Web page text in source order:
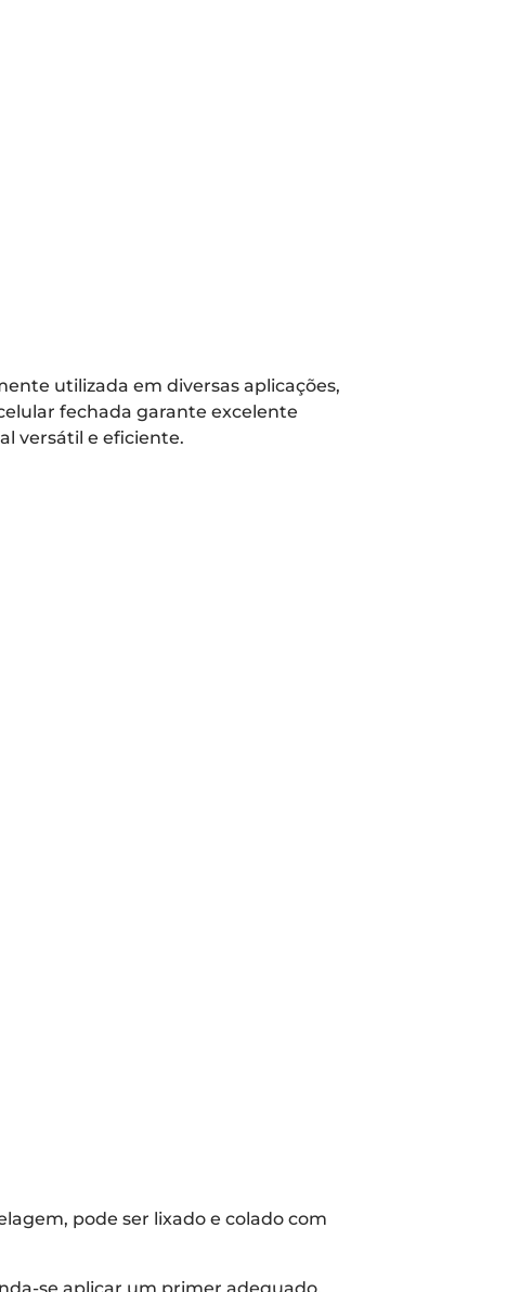
utilizada em diversas aplicações,
fechada garante excelente
versátil e eficiente.
pode ser lixado e colado com